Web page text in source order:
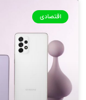
اقتصادی